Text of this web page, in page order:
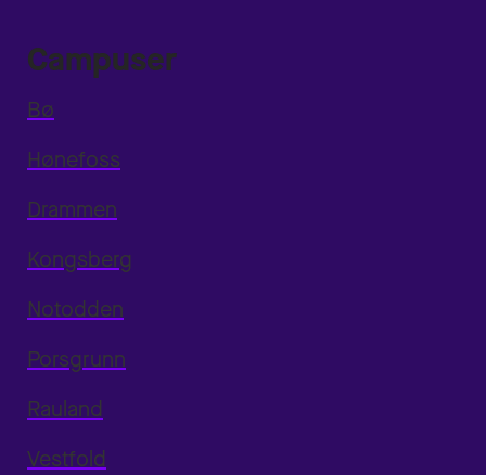
Campuser
Bø
Hønefoss
Drammen
Kongsberg
Notodden
Porsgrunn
Rauland
Vestfold